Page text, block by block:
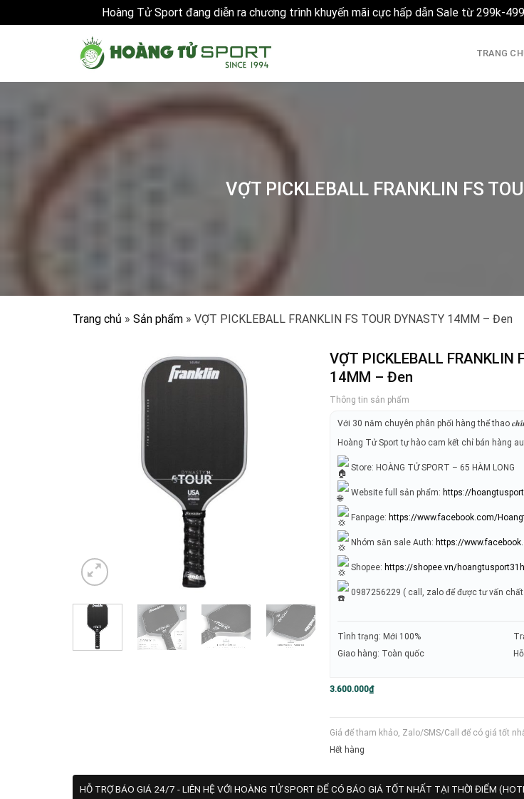
Hoàng Tử Sport đang diễn ra chương trình khuyến mãi cực hấp dẫn Sale từ 299k-
TRANG
VỢT PICKLEBALL FRANKLIN FS
Trang chủ » Sản phẩm » VỢT PICKLEBALL FRANKLIN FS TOUR DYNASTY 14MM – Đen
VỢT PICKLEBALL FRANKLIN
14MM – Đen
Thông tin sản phẩm
Với 30 năm chuyên phân phối hàng thể thao
Hoàng Tử Sport tự hào cam kết chỉ bán hàng
Store: HOÀNG TỬ SPORT – 65 HÀM LONG
Website full sản phẩm: https://
Fanpage: https://www.facebook.com/
Nhóm săn sale Auth: https://
Shopee: https://shopee.vn/
0987256229 ( call, zalo để được tư vấn
Tình trạng: Mới 100%
Giao hàng: Toàn quốc
3.600.000₫
Giá để tham khảo, Zalo/SMS/Call để có giá tốt
Hết hàng
HỖ TRỢ BÁO GIÁ 24/7 - LIÊN HỆ VỚI HOÀNG TỬ SPORT ĐỂ CÓ BÁO GIÁ TỐT NHẤT TẠI THỜI ĐIỂM